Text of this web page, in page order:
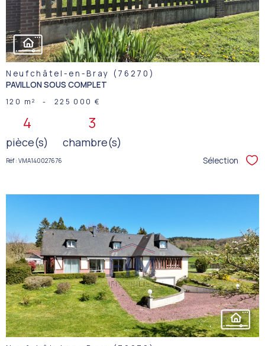
Neufchâtel-en-Bray (76270)
PAVILLON SOUS COMPLET
120 m² - 225 000 €
4
pièce(s)
3
chambre(s)
Réf : VMA140027676 Sélection
VOIR LE
BIEN